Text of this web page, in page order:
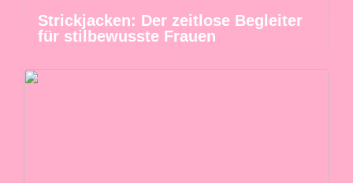
Strickjacken: Der zeitlose Begleiter
für stilbewusste Frauen